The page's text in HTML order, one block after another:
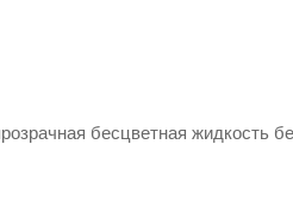
бесцветная жидкость